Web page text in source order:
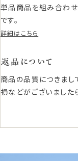
単品商品を組み合わせ
です。
詳細はこちら
返品について
商品の品質につきまし
損などがございました